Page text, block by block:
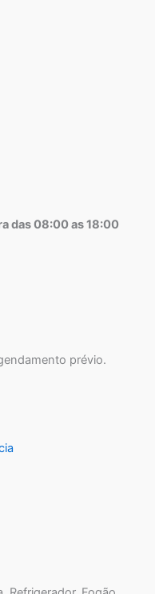
das 08:00 as 18:00
prévio.